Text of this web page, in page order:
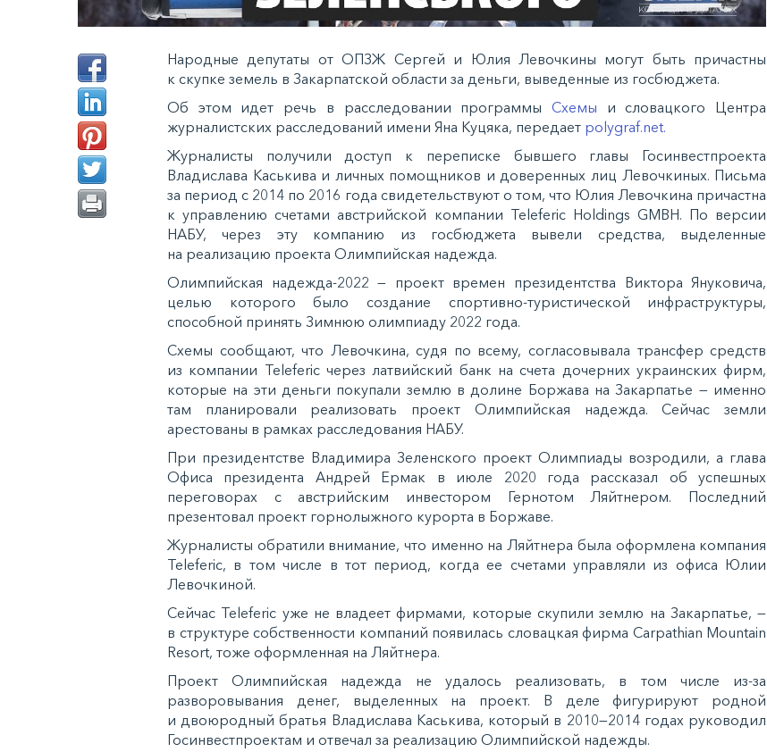
Народные депутаты от ОПЗЖ Сергей и Юлия Левочкины могут быть причастны
к скупке земель в Закарпатской области за деньги, выведенные из госбюджета.
Об этом идет речь в расследовании программы
Схемы
и словацкого Центра
журналистских расследований имени Яна Куцяка, передает polygraf.net.
Журналисты получили доступ к переписке бывшего главы Госинвестпроекта
Владислава Каськива и личных помощников и доверенных лиц Левочкиных. Письма
за период с 2014 по 2016 года свидетельствуют о том, что Юлия Левочкина причастна
к управлению счетами австрийской компании Teleferic Holdings GMBH. По версии
НАБУ, через эту компанию из госбюджета вывели средства, выделенные
на реализацию проекта Олимпийская надежда.
Олимпийская надежда-2022 — проект времен президентства Виктора Януковича,
целью которого было создание спортивно-туристической инфраструктуры,
способной принять Зимнюю олимпиаду 2022 года.
Схемы сообщают, что Левочкина, судя по всему, согласовывала трансфер средств
из компании Teleferic через латвийский банк на счета дочерних украинских фирм,
которые на эти деньги покупали землю в долине Боржава на Закарпатье — именно
там планировали реализовать проект Олимпийская надежда. Сейчас земли
арестованы в рамках расследования НАБУ.
При президентстве Владимира Зеленского проект Олимпиады возродили, а глава
Офиса президента Андрей Ермак в июле 2020 года рассказал об успешных
переговорах с австрийским инвестором Гернотом Ляйтнером. Последний
презентовал проект горнолыжного курорта в Боржаве.
Журналисты обратили внимание, что именно на Ляйтнера была оформлена компания
Teleferic, в том числе в тот период, когда ее счетами управляли из офиса Юлии
Левочкиной.
Сейчас Teleferic уже не владеет фирмами, которые скупили землю на Закарпатье, —
в структуре собственности компаний появилась словацкая фирма Carpathian Mountain
Resort, тоже оформленная на Ляйтнера.
Проект Олимпийская надежда не удалось реализовать, в том числе из-за
разворовывания денег, выделенных на проект. В деле фигурируют родной
и двоюродный братья Владислава Каськива, который в 2010—2014 годах руководил
Госинвестпроектам и отвечал за реализацию Олимпийской надежды.